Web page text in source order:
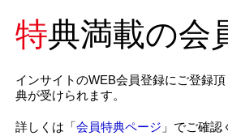
特典満載の会
インサイトのWEB会員登録にご登録
典が受けられます。
詳しくは「会員特典ページ 」でご確認